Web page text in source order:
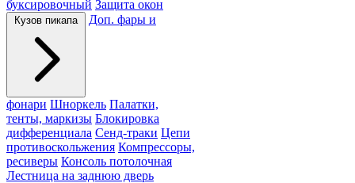
буксировочный Защита окон
Кузов пикапа Доп. фары и
фонари Шноркель Палатки,
тенты, маркизы Блокировка
дифференциала Сенд-траки Цепи
противоскольжения Компрессоры,
ресиверы Консоль потолочная
Лестница на заднюю дверь